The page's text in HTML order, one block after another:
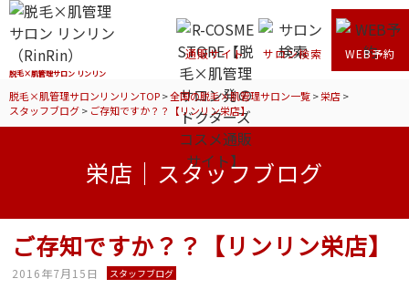
脱毛×肌管理サロン リンリン
通販サイト サロン検索 WEB予約
脱毛×肌管理サロンリンリンTOP>全国の脱毛×肌管理サロン一覧>栄店>
スタッフブログ> ご存知ですか？？【リンリン栄店】
栄店｜スタッフブログ
ご存知ですか？？【リンリン栄店】
2016年7月15日 スタッフブログ